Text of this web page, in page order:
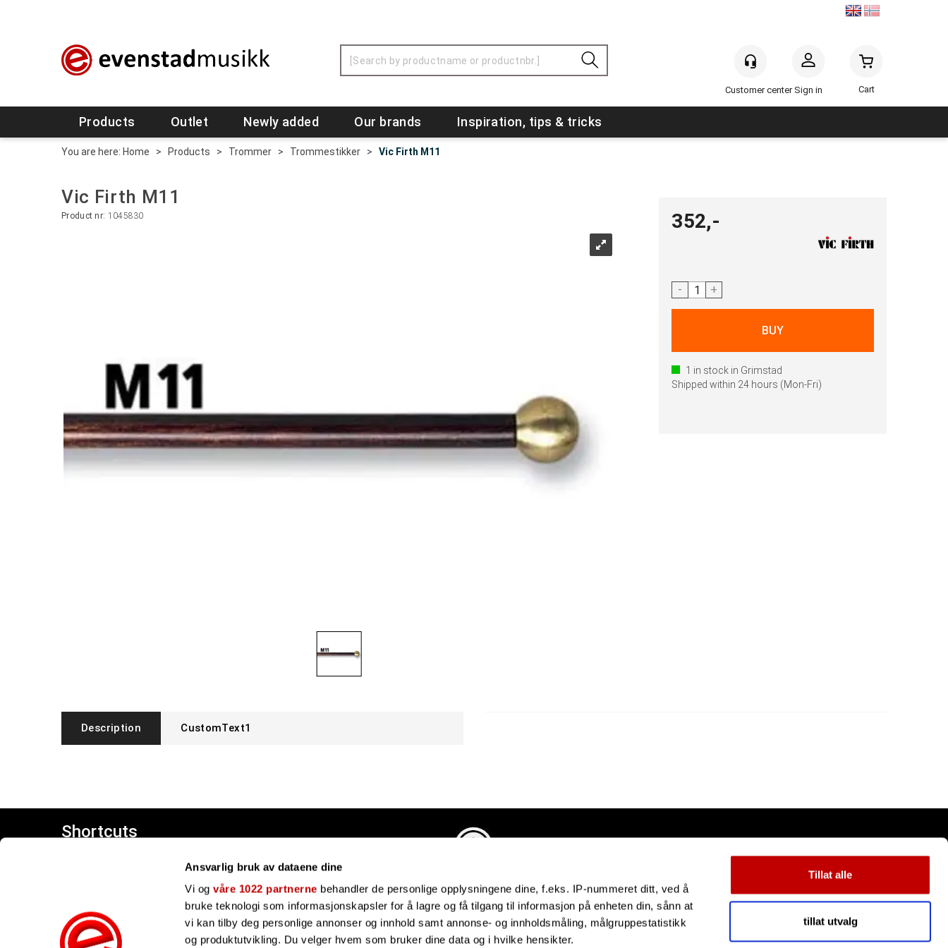
Ansvarlig bruk av dataene dine
Vi ogvåre 1022 partnerne behandler de personlige opplysningene dine, f.eks. IP-nummeret ditt, ved å
bruke teknologi som informasjonskapsler for å lagre og få tilgang til informasjon på enheten din, sånn at
vi kan tilby deg personlige annonser og innhold samt annonse- og innholdsmåling, målgruppestatistikk
og produktutvikling. Du velger hvem som bruker dine data og i hvilke hensikter.
Tillat alle
tillat utvalg
Sign in
Products Outlet Newly added Our brands Inspiration, tips & tricks
You are here: Home > Products > Trommer > Trommestikker > Vic Firth M11
Vic Firth M11
Product nr: 1045830 352,-
- +
1 in stock in Grimstad
Shipped within 24 hours (Mon-Fri)
Description CustomText1
Shortcuts
Industriveien 4
4879 Grimstad
Organisasjonsnummer: 991434461